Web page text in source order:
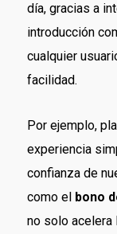
día, gracias a
introducción
cualquier
facilidad.
Por ejemplo,
experiencia
confianza de
como el bono
no solo